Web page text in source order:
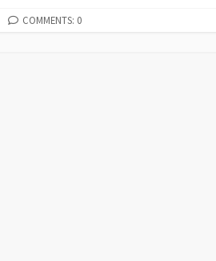
COMMENTS: 0